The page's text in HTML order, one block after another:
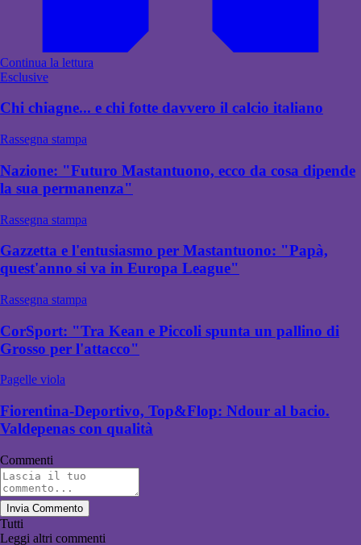
Continua la lettura
Esclusive
Chi chiagne... e chi fotte davvero il calcio italiano
Rassegna stampa
Nazione: "Futuro Mastantuono, ecco da cosa dipende
la sua permanenza"
Rassegna stampa
Gazzetta e l'entusiasmo per Mastantuono: "Papà,
quest'anno si va in Europa League"
Rassegna stampa
CorSport: "Tra Kean e Piccoli spunta un pallino di
Grosso per l'attacco"
Pagelle viola
Fiorentina-Deportivo, Top&Flop: Ndour al bacio.
Valdepenas con qualità
Commenti
Invia Commento
Tutti
Leggi altri commenti